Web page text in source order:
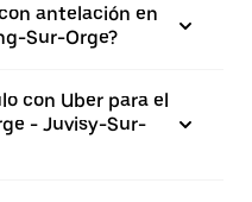
antelación en
Sur-Orge?
con Uber para el
- Juvisy-Sur-